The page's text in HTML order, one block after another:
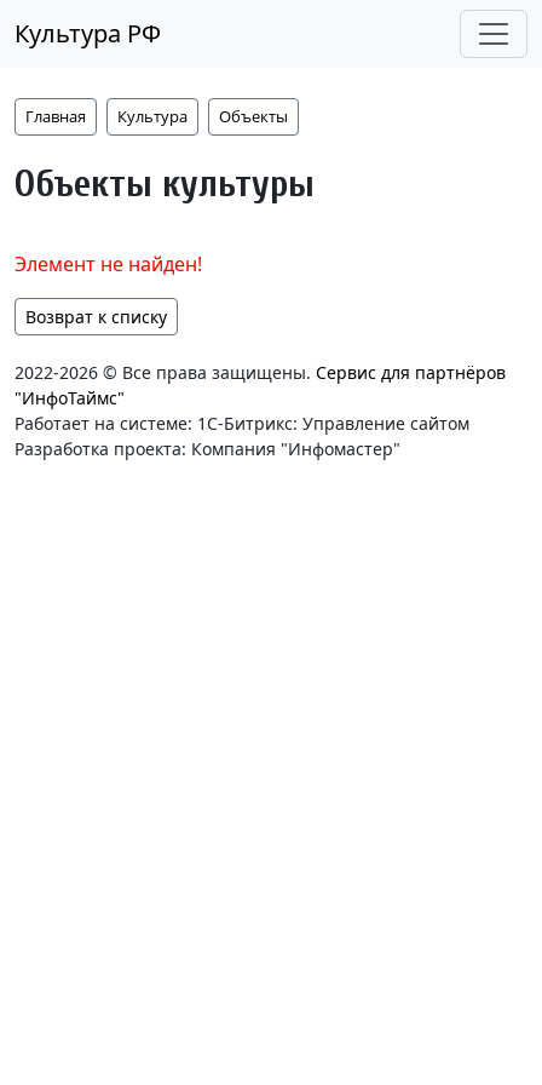
Культура РФ
Главная Культура Объекты
Объекты культуры
Элемент не найден!
Возврат к списку
2022-2026 © Все права защищены. Сервис для партнёров
"ИнфоТаймс"
Работает на системе: 1С-Битрикс: Управление сайтом
Разработка проекта: Компания "Инфомастер"